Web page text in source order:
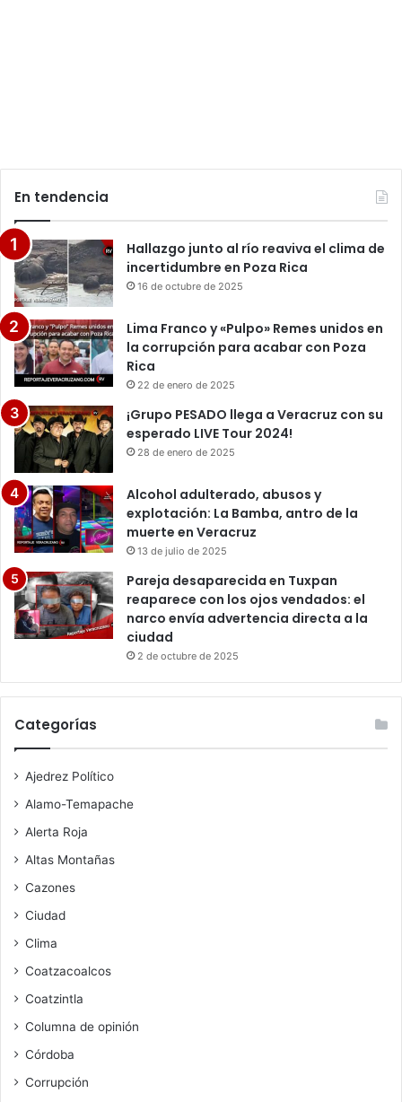
En tendencia
Hallazgo junto al río reaviva el clima de
incertidumbre en Poza Rica
16 de octubre de 2025
Lima Franco y «Pulpo» Remes unidos en
la corrupción para acabar con Poza
Rica
22 de enero de 2025
¡Grupo PESADO llega a Veracruz con su
esperado LIVE Tour 2024!
28 de enero de 2025
Alcohol adulterado, abusos y
explotación: La Bamba, antro de la
muerte en Veracruz
13 de julio de 2025
Pareja desaparecida en Tuxpan
reaparece con los ojos vendados: el
narco envía advertencia directa a la
ciudad
2 de octubre de 2025
Categorías
Ajedrez Político
Alamo-Temapache
Alerta Roja
Altas Montañas
Cazones
Ciudad
Clima
Coatzacoalcos
Coatzintla
Columna de opinión
Córdoba
Corrupción